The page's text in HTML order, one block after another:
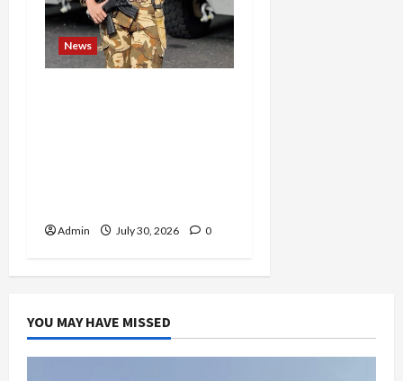
News
Admin July 30, 2026 0
YOU MAY HAVE MISSED